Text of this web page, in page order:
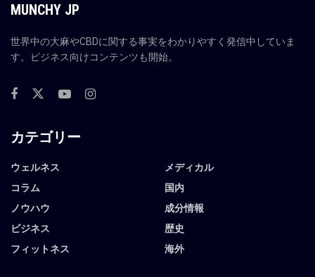
MUNCHY JP
世界中の大麻やCBDに関する事実をわかりやすく発信中していま
す。ビジネス向けコンテンツも開始。
カテゴリー
ウェルネス
コラム
ノウハウ
ビジネス
フィットネス
メディカル
国内
成分情報
歴史
海外